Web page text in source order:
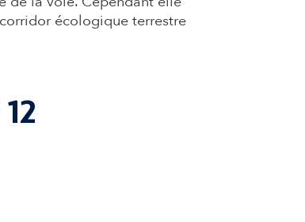
écologique terrestre